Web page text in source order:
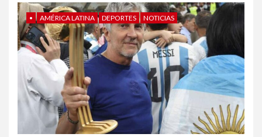
• AMÉRICA LATINA DEPORTES NOTICIAS